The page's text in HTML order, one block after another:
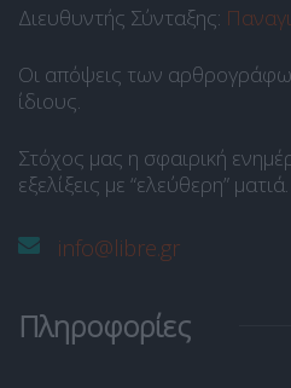
Διευθυντής Σύνταξης:
Οι απόψεις των
ίδιους.
Στόχος μας η σφαιρική
εξελίξεις με “ελεύθερη” ματιά.
info@libre.gr
Πληροφορίες